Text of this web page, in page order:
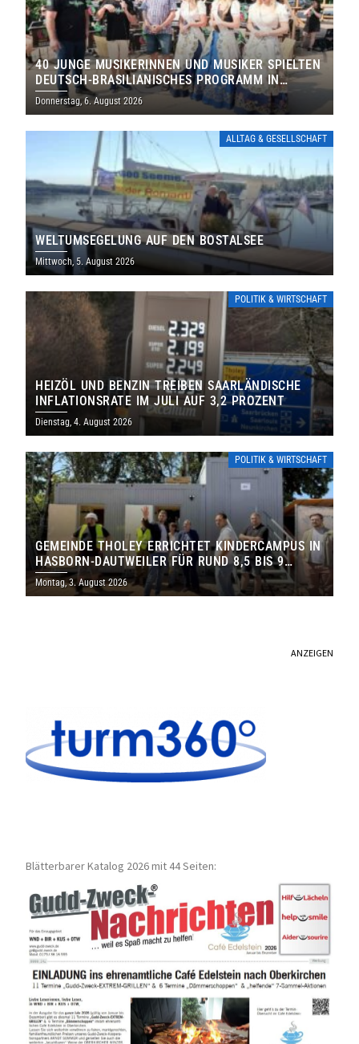
40 JUNGE MUSIKERINNEN UND MUSIKER SPIELTEN
DEUTSCH-BRASILIANISCHES PROGRAMM IN
THOLEY
Donnerstag, 6. August 2026
ALLTAG & GESELLSCHAFT
WELTUMSEGELUNG AUF DEN BOSTALSEE
Mittwoch, 5. August 2026
POLITIK & WIRTSCHAFT
HEIZÖL UND BENZIN TREIBEN SAARLÄNDISCHE
INFLATIONSRATE IM JULI AUF 3,2 PROZENT
Dienstag, 4. August 2026
POLITIK & WIRTSCHAFT
GEMEINDE THOLEY ERRICHTET KINDERCAMPUS IN
HASBORN-DAUTWEILER FÜR RUND 8,5 BIS 9
MILLIONEN EURO
Montag, 3. August 2026
ANZEIGEN
Blätterbarer Katalog 2026 mit 44 Seiten: